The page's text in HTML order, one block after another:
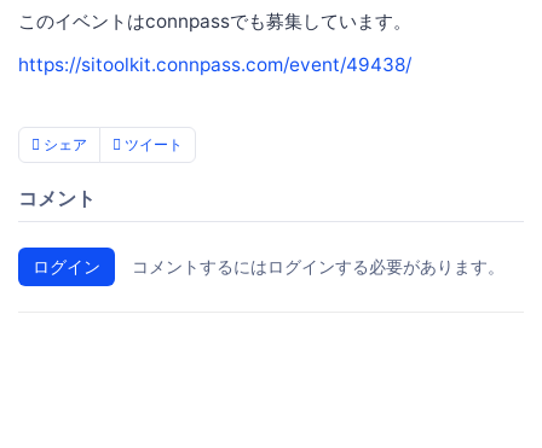
このイベントはconnpassでも募集しています。
https://sitoolkit.connpass.com/event/49438/
シェア ツイート
コメント
ログイン コメントするにはログインする必要があります。